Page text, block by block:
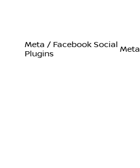
Meta / Facebook Social
Plugins
Meta